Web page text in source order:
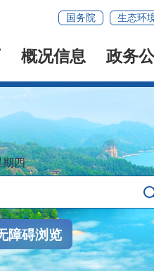
国务院 生态环
概况信息 政务
期四
障碍浏览